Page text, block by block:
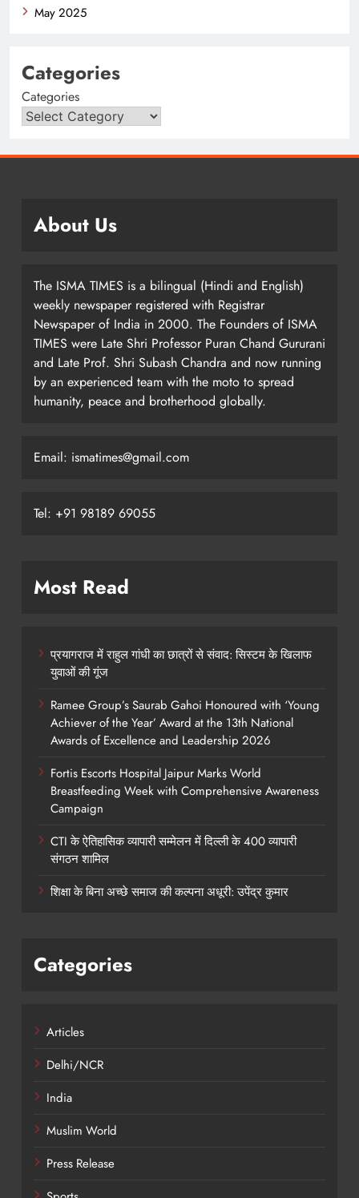
May 2025
Categories
Categories
About Us
The ISMA TIMES is a bilingual (Hindi and English)
weekly newspaper registered with Registrar
Newspaper of India in 2000. The Founders of ISMA
TIMES were Late Shri Professor Puran Chand Gururani
and Late Prof. Shri Subash Chandra and now running
by an experienced team with the moto to spread
humanity, peace and brotherhood globally.
Email: ismatimes@gmail.com
Tel: +91 98189 69055
Most Read
प्रयागराज में राहुल गांधी का छात्रों से संवाद: सिस्टम के खिलाफ
युवाओं की गूंज
Ramee Group’s Saurab Gahoi Honoured with ‘Young
Achiever of the Year’ Award at the 13th National
Awards of Excellence and Leadership 2026
Fortis Escorts Hospital Jaipur Marks World
Breastfeeding Week with Comprehensive Awareness
Campaign
CTI के ऐतिहासिक व्यापारी सम्मेलन में दिल्ली के 400 व्यापारी
संगठन शामिल
शिक्षा के बिना अच्छे समाज की कल्पना अधूरी: उपेंद्र कुमार
Categories
Articles
Delhi/NCR
India
Muslim World
Press Release